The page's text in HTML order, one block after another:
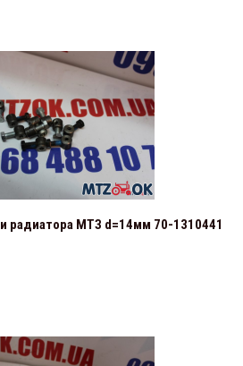
радиатора МТЗ d=14мм 70-1310441